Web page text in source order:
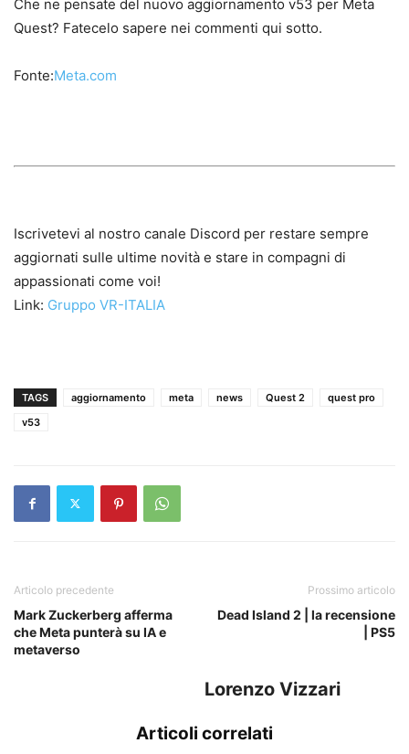
Che ne pensate del nuovo aggiornamento v53 per Meta
Quest? Fatecelo sapere nei commenti qui sotto.
Fonte:Meta.com
Iscrivetevi al nostro canale Discord per restare sempre
aggiornati sulle ultime novità e stare in compagni di
appassionati come voi!
Link: Gruppo VR-ITALIA
TAGS aggiornamento meta news Quest 2
quest pro
v53
Articolo precedente
Mark Zuckerberg afferma
che Meta punterà su IA e
metaverso
Prossimo articolo
Dead Island 2 | la recensione
| PS5
Lorenzo Vizzari
Articoli correlati